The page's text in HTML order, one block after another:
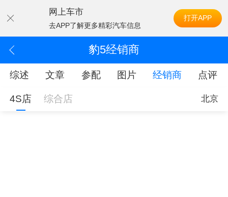
网上车市
去APP了解更多精彩汽车信息
打开APP
豹5经销商
综述 文章 参配 图片 经销商 点评
4S店 综合店 北京